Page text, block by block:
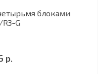
блоками
R3-G
р.